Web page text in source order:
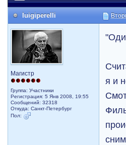
luigiperelli
Магистр
Группа: Участники
Регистрация: 5 Янв 2008, 19:55
Сообщений: 32318
Откуда: Санкт-Петербург
Пол:
я и